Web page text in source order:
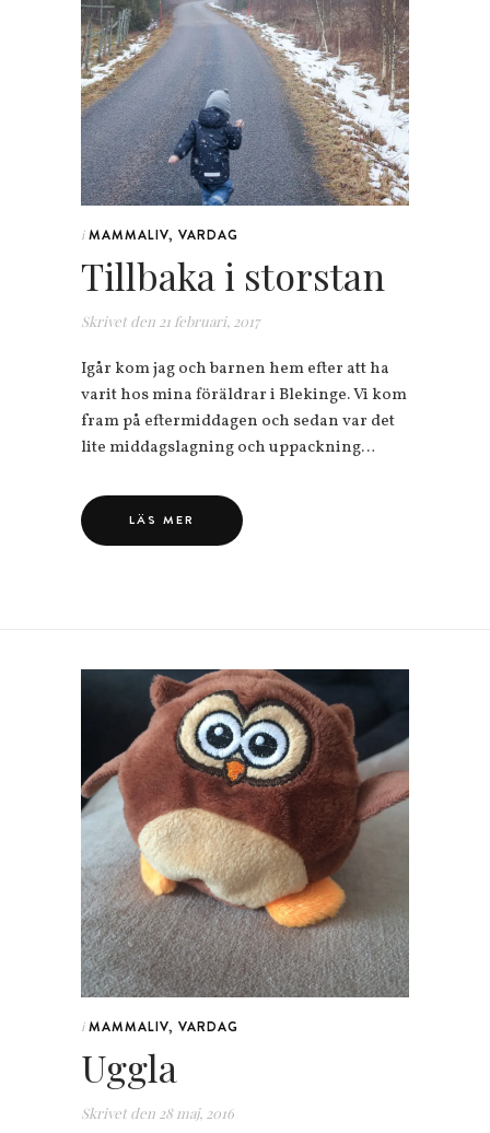
i MAMMALIV, VARDAG
Tillbaka i storstan
Skrivet den 21 februari, 2017
Igår kom jag och barnen hem efter att ha
varit hos mina föräldrar i Blekinge. Vi kom
fram på eftermiddagen och sedan var det
lite middagslagning och uppackning…
LÄS MER
i MAMMALIV, VARDAG
Uggla
Skrivet den 28 maj, 2016